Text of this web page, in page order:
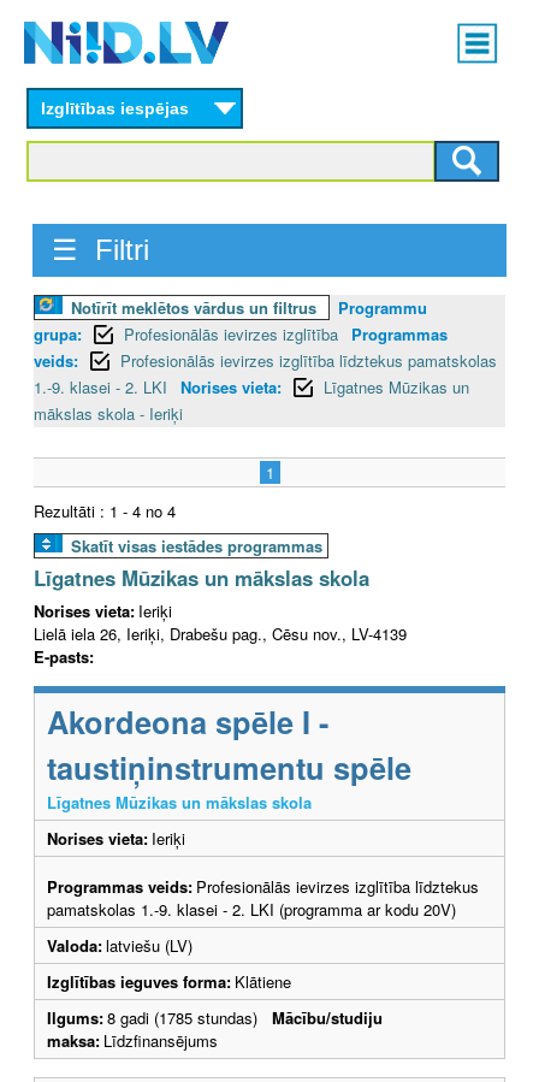
content
Main
menu
Izglītības iespējas
☰ Filtri
Notīrīt meklētos vārdus un filtrus
Programmu
grupa:
Profesionālās ievirzes izglītība
Programmas
veids:
Profesionālās ievirzes izglītība līdztekus pamatskolas
1.-9. klasei - 2. LKI
Norises vieta:
Līgatnes Mūzikas un
mākslas skola - Ieriķi
1
Rezultāti : 1 - 4 no 4
Skatīt visas iestādes programmas
Līgatnes Mūzikas un mākslas skola
Norises vieta: Ieriķi
Lielā iela 26, Ieriķi, Drabešu pag., Cēsu nov., LV-4139
E-pasts:
Akordeona spēle I -
taustiņinstrumentu spēle
Līgatnes Mūzikas un mākslas skola
Norises vieta: Ieriķi
Programmas veids: Profesionālās ievirzes izglītība līdztekus
pamatskolas 1.-9. klasei - 2. LKI (programma ar kodu 20V)
Valoda:latviešu (LV)
Izglītības ieguves forma: Klātiene
Ilgums:8 gadi (1785 stundas) Mācību/studiju
maksa: Līdzfinansējums